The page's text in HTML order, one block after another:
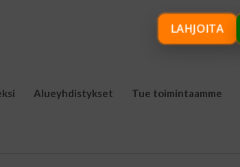
Alueyhdistykset Tue toimintaamme
LAHJOITA